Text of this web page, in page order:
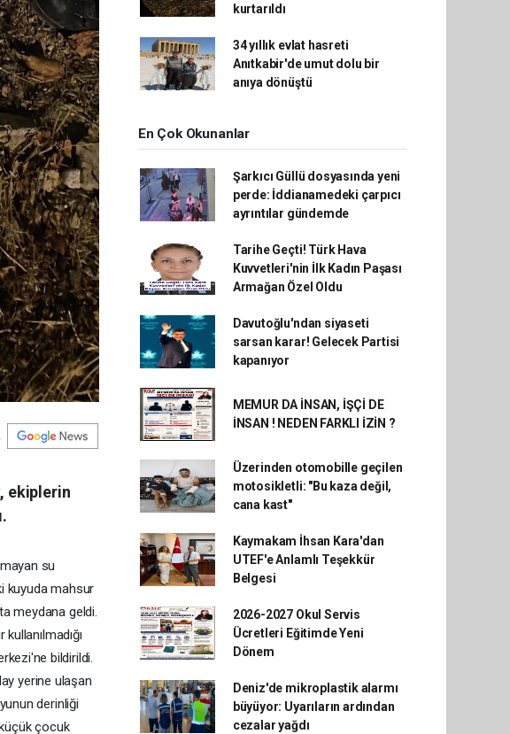
ekiplerin
su
kuyuda mahsur
meydana geldi.
bildirildi.
yerine ulaşan
derinliği
çocuk
kurtarıldı
34 yıllık evlat hasreti
Anıtkabir'de umut dolu bir
anıya dönüştü
En Çok Okunanlar
Şarkıcı Güllü dosyasında yeni
perde: İddianamedeki çarpıcı
ayrıntılar gündemde
Tarihe Geçti! Türk Hava
Kuvvetleri'nin İlk Kadın Paşası
Armağan Özel Oldu
Davutoğlu'ndan siyaseti
sarsan karar! Gelecek Partisi
kapanıyor
MEMUR DA İNSAN, İŞÇİ DE
İNSAN ! NEDEN FARKLI İZİN ?
Üzerinden otomobille geçilen
motosikletli: "Bu kaza değil,
cana kast"
Kaymakam İhsan Kara'dan
UTEF'e Anlamlı Teşekkür
Belgesi
2026-2027 Okul Servis
Ücretleri Eğitimde Yeni
Dönem
Deniz'de mikroplastik alarmı
büyüyor: Uyarıların ardından
cezalar yağdı